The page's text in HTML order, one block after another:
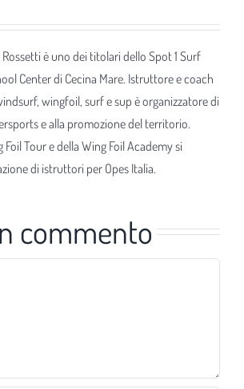
Rossetti è uno dei titolari dello Spot 1 Surf
Center di Cecina Mare. Istruttore e coach
wingfoil, surf e sup è organizzatore di
e alla promozione del territorio.
Tour e della Wing Foil Academy si
di istruttori per Opes Italia.
commento